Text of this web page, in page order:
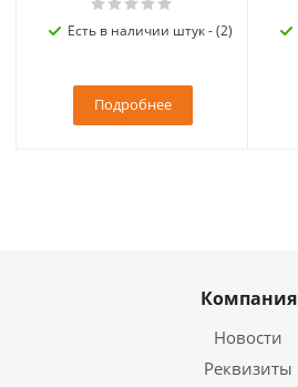
Есть в наличии штук - (2)
Подробнее
Компания
Новости
Реквизиты